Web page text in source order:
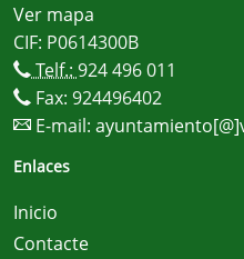
Ver mapa
CIF: P0614300B
Telf.: 924 496 011
Fax: 924496402
E-mail:
Enlaces
Inicio
Contacte